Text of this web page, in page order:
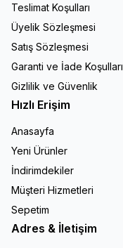
Teslimat Koşulları
Üyelik Sözleşmesi
Satış Sözleşmesi
Garanti ve İade Koşulları
Gizlilik ve Güvenlik
Hızlı Erişim
Anasayfa
Yeni Ürünler
İndirimdekiler
Müşteri Hizmetleri
Sepetim
Adres & İletişim